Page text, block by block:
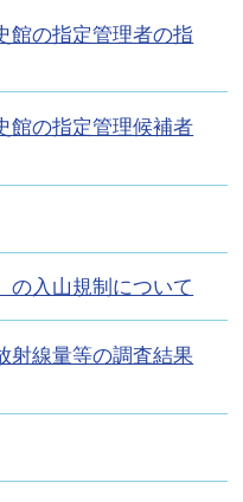
館の指定管理者の指
館の指定管理候補者
の入山規制について
射線量等の調査結果